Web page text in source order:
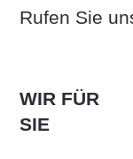
Rufen Sie
WIR FÜR
SIE